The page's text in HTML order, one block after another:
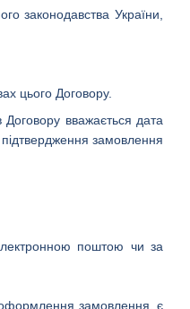
законодавства України,
цього Договору.
вважається дата
замовлення
поштою чи за
оформлення замовлення, є